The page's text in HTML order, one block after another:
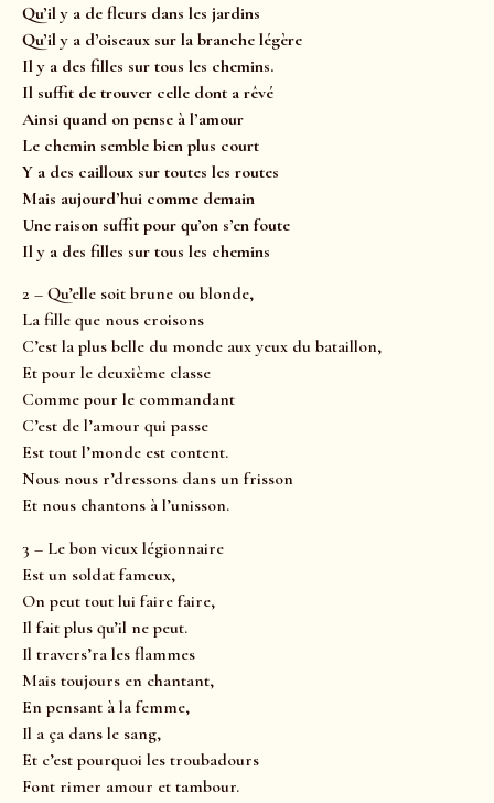
Qu’il y a de fleurs dans les jardins
Qu’il y a d’oiseaux sur la branche légère
Il y a des filles sur tous les chemins.
Il suffit de trouver celle dont a rêvé
Ainsi quand on pense à l’amour
Le chemin semble bien plus court
Y a des cailloux sur toutes les routes
Mais aujourd’hui comme demain
Une raison suffit pour qu’on s’en foute
Il y a des filles sur tous les chemins
2 – Qu’elle soit brune ou blonde,
La fille que nous croisons
C’est la plus belle du monde aux yeux du bataillon,
Et pour le deuxième classe
Comme pour le commandant
C’est de l’amour qui passe
Est tout l’monde est content.
Nous nous r’dressons dans un frisson
Et nous chantons à l’unisson.
3 – Le bon vieux légionnaire
Est un soldat fameux,
On peut tout lui faire faire,
Il fait plus qu’il ne peut.
Il travers’ra les flammes
Mais toujours en chantant,
En pensant à la femme,
Il a ça dans le sang,
Et c’est pourquoi les troubadours
Font rimer amour et tambour.